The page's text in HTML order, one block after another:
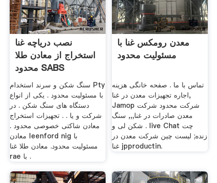
نصب دریاچه غنا
استخراج از معادن طلا
محدود SABS
سنگ شکن و سرند استخدام Pty
با مسئولیت محدود . یکی از انواع
دستگاه های سنگ شکن . در
شرکت و یا . . تجهیزات استخراج
معادن شاکتی خصوصی محدود .
معادن leenford nig با
مسئولیت محدود. معادن طلا غنا
rae با .
معدن رومکس غنا با
مسئولیت محدود
تماس با ما . صفحه خانگی هزینه
اجاره تجهیزات معدن در غنا,
Jamop شرکت محدود شرکت
معدن صادرات در غنا,,, سنگ
شکن لی و . live Chat چت
زنده; لیست چین شرکت معدن در
غنا jpproductin.